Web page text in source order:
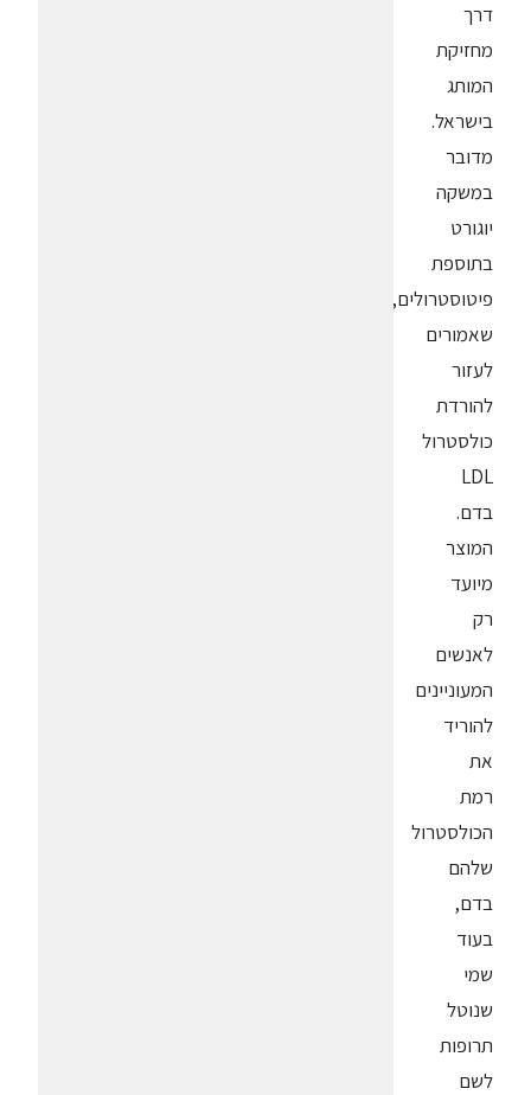
דרך
מחזיקת
המותג
בישראל.
מדובר
במשקה
יוגורט
בתוספת
פיטוסטרולים,
שאמורים
לעזור
להורדת
כולסטרול
LDL
בדם.
המוצר
מיועד
רק
לאנשים
המעוניינים
להוריד
את
רמת
הכולסטרול
שלהם
בדם,
בעוד
שמי
שנוטל
תרופות
לשם